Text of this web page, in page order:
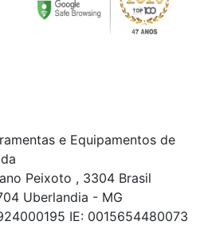
e Equipamentos de
Peixoto , 3304 Brasil
Uberlandia - MG
IE: 0015654480073